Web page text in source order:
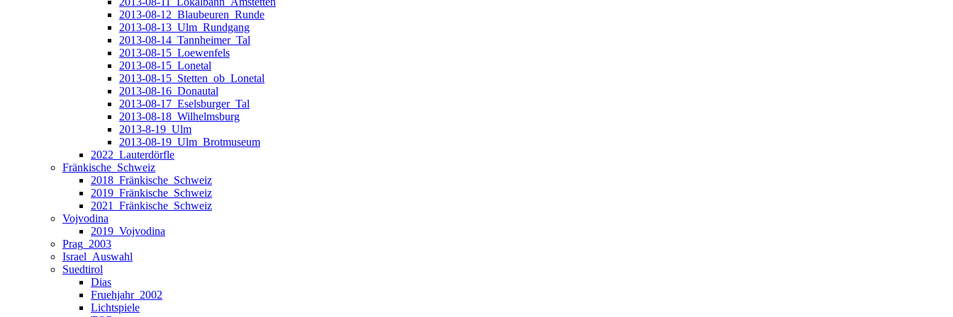
2013-08-12_Blaubeuren_Runde
2013-08-13_Ulm_Rundgang
2013-08-14_Tannheimer_Tal
2013-08-15_Loewenfels
2013-08-15_Lonetal
2013-08-15_Stetten_ob_Lonetal
2013-08-16_Donautal
2013-08-17_Eselsburger_Tal
2013-08-18_Wilhelmsburg
2013-8-19_Ulm
2013-08-19_Ulm_Brotmuseum
2022_Lauterdörfle
Fränkische_Schweiz
2018_Fränkische_Schweiz
2019_Fränkische_Schweiz
2021_Fränkische_Schweiz
Vojvodina
2019_Vojvodina
Prag_2003
Israel_Auswahl
Suedtirol
Dias
Fruehjahr_2002
Lichtspiele